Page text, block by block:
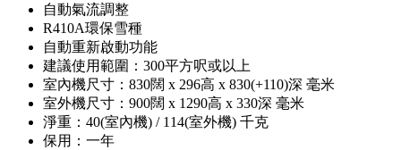
自動氣流調整
R410A環保雪種
自動重新啟動功能
建議使用範圍：300平方呎或以上
室內機尺寸：830闊 x 296高 x 830(+110)深 毫米
室外機尺寸：900闊 x 1290高 x 330深 毫米
淨重：40(室內機) / 114(室外機) 千克
保用：一年